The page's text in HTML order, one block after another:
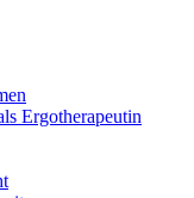
Ergotherapeutin